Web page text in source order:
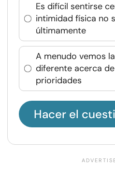
Es difícil sentirse
intimidad física no
últimamente
A menudo vemos
diferente acerca
prioridades
Hacer el